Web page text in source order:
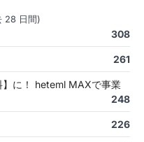
28 日間)
308
261
に！ heteml MAXで事業
248
226